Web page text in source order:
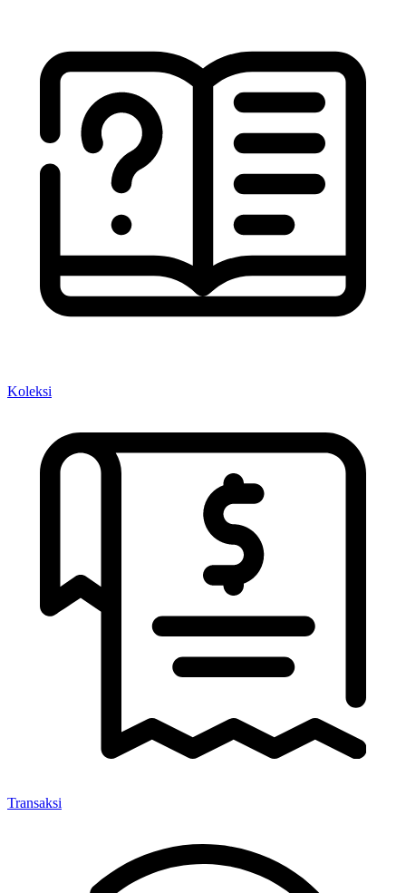
Koleksi
Transaksi